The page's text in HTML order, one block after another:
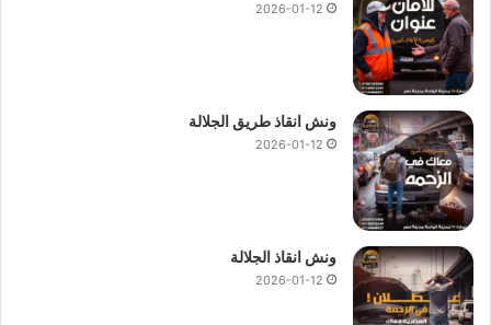
2026-01-12
ونش انقاذ طريق الجلالة
2026-01-12
ونش انقاذ الجلالة
2026-01-12